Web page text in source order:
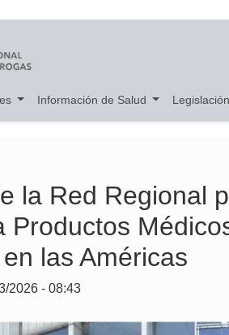
Información de Salud Legislación
la Red Regional
Productos
las Américas
2026 - 08:43